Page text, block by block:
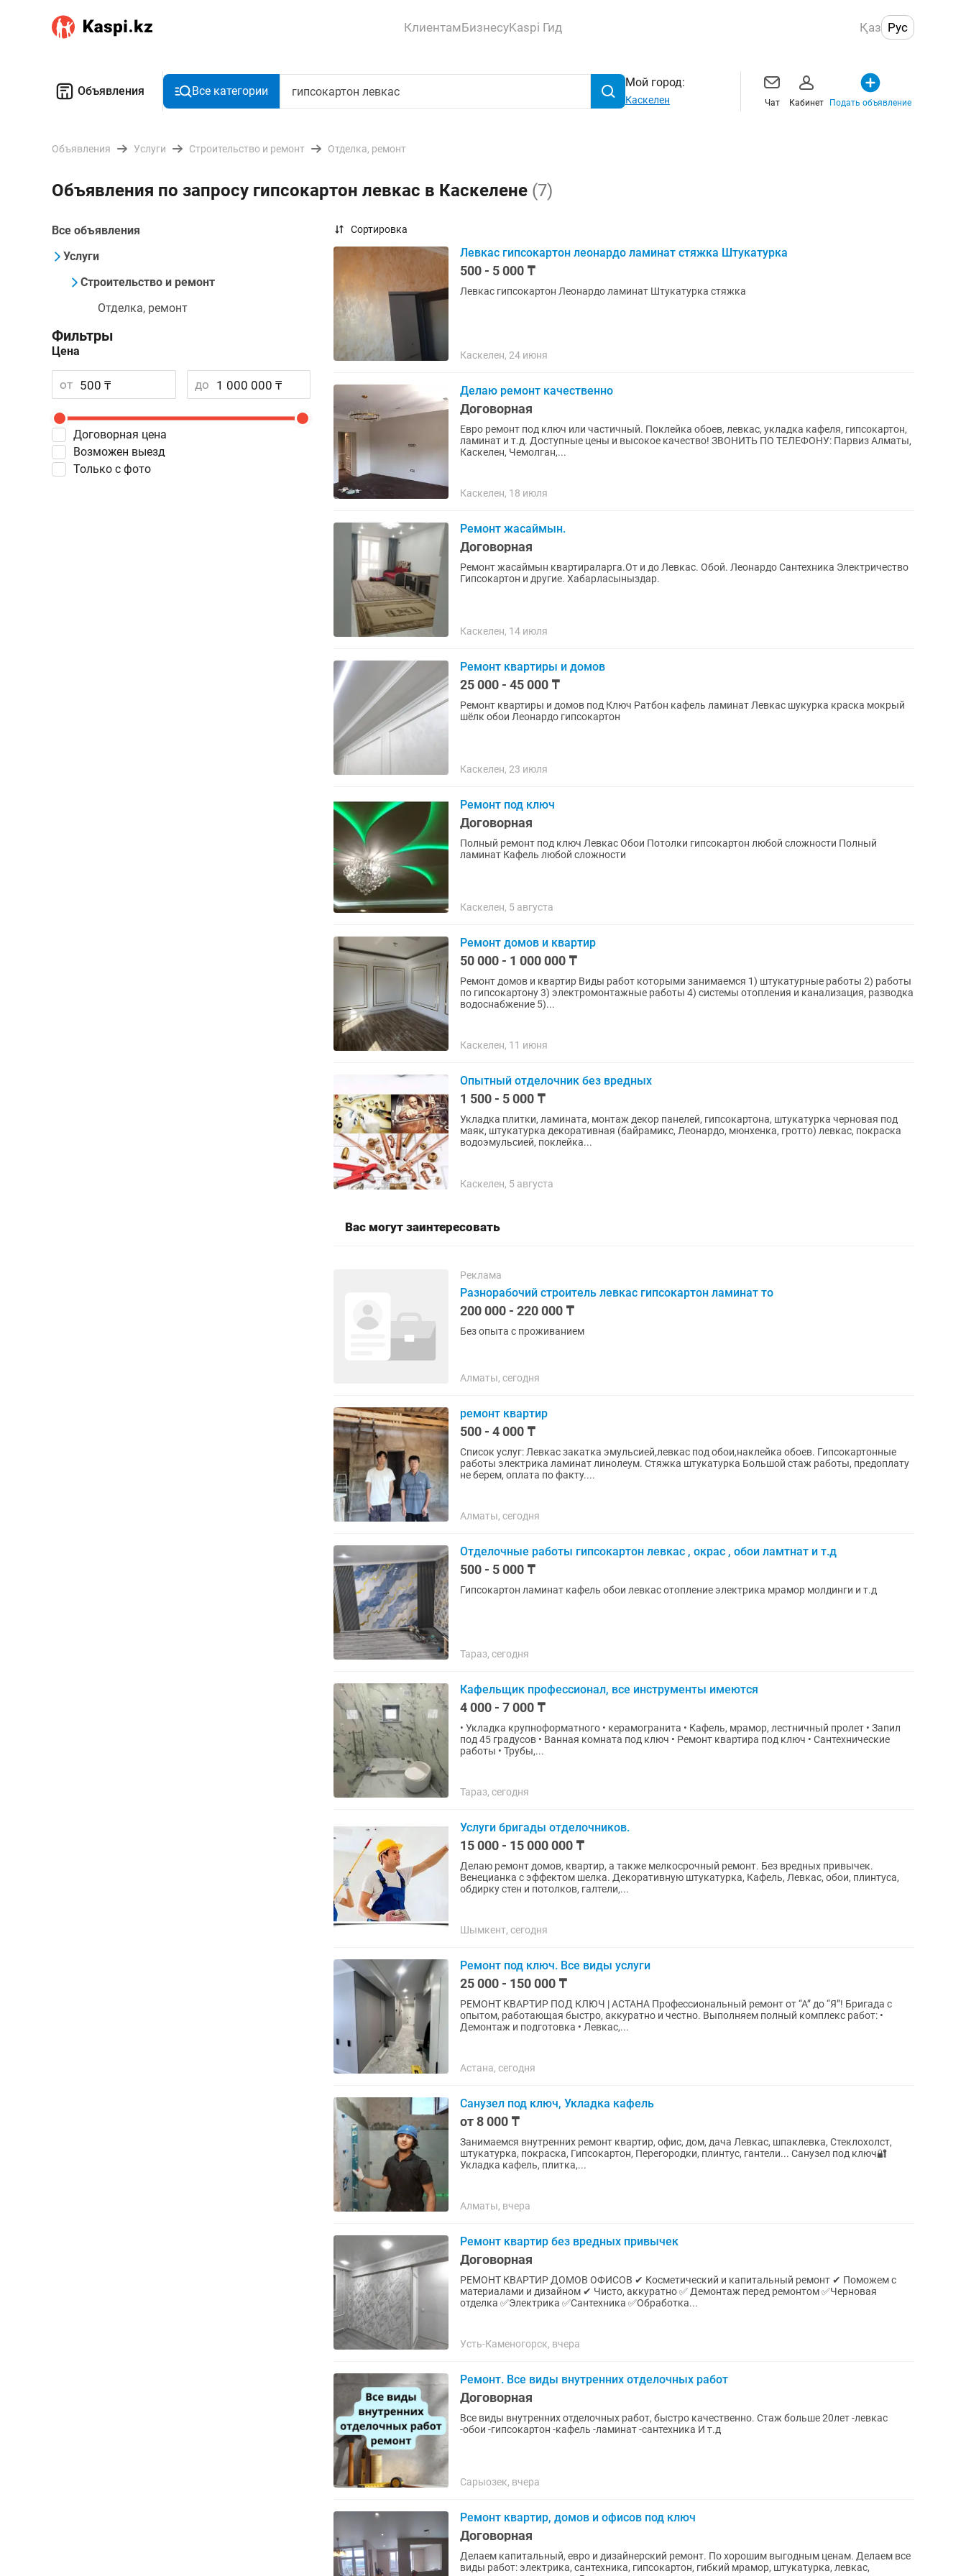
КлиентамБизнесуKaspi Гид Қаз Рус
Объявления Все категории
Мой город:
Каскелен Чат Кабинет Подать объявление
Объявления Услуги Строительство и ремонт Отделка, ремонт
Объявления по запросу гипсокартон левкас в Каскелене (7)
Все объявления
Услуги
Строительство и ремонт
Отделка, ремонт
Фильтры
Цена
от до
Договорная цена
Возможен выезд
Только с фото
Сортировка
Левкас гипсокартон леонардо ламинат стяжка Штукатурка
500 - 5 000 ₸
Левкас гипсокартон Леонардо ламинат Штукатурка стяжка
Каскелен, 24 июня
Делаю ремонт качественно
Договорная
Евро ремонт под ключ или частичный. Поклейка обоев, левкас, укладка кафеля, гипсокартон,
ламинат и т.д. Доступные цены и высокое качество! ЗВОНИТЬ ПО ТЕЛЕФОНУ: Парвиз Алматы,
Каскелен, Чемолган,...
Каскелен, 18 июля
Ремонт жасаймын.
Договорная
Ремонт жасаймын квартираларга.От и до Левкас. Обой. Леонардо Сантехника Электричество
Гипсокартон и другие. Хабарласыныздар.
Каскелен, 14 июля
Ремонт квартиры и домов
25 000 - 45 000 ₸
Ремонт квартиры и домов под Ключ Ратбон кафель ламинат Левкас шукурка краска мокрый
шёлк обои Леонардо гипсокартон
Каскелен, 23 июля
Ремонт под ключ
Договорная
Полный ремонт под ключ Левкас Обои Потолки гипсокартон любой сложности Полный
ламинат Кафель любой сложности
Каскелен, 5 августа
Ремонт домов и квартир
50 000 - 1 000 000 ₸
Ремонт домов и квартир Виды работ которыми занимаемся 1) штукатурные работы 2) работы
по гипсокартону 3) электромонтажные работы 4) системы отопления и канализация, разводка
водоснабжение 5)...
Каскелен, 11 июня
Опытный отделочник без вредных
1 500 - 5 000 ₸
Укладка плитки, ламината, монтаж декор панелей, гипсокартона, штукатурка черновая под
маяк, штукатурка декоративная (байрамикс, Леонардо, мюнхенка, гротто) левкас, покраска
водоэмульсией, поклейка...
Каскелен, 5 августа
Вас могут заинтересовать
Реклама
Разнорабочий строитель левкас гипсокартон ламинат то
200 000 - 220 000 ₸
Без опыта с проживанием
Алматы, сегодня
ремонт квартир
500 - 4 000 ₸
Список услуг: Левкас закатка эмульсией,левкас под обои,наклейка обоев. Гипсокартонные
работы электрика ламинат линолеум. Стяжка штукатурка Большой стаж работы, предоплату
не берем, оплата по факту....
Алматы, сегодня
Отделочные работы гипсокартон левкас , окрас , обои ламтнат и т.д
500 - 5 000 ₸
Гипсокартон ламинат кафель обои левкас отопление электрика мрамор молдинги и т.д
Тараз, сегодня
Кафельщик профессионал, все инструменты имеются
4 000 - 7 000 ₸
• Укладка крупноформатного • керамогранита • Кафель, мрамор, лестничный пролет • Запил
под 45 градусов • Ванная комната под ключ • Ремонт квартира под ключ • Сантехнические
работы • Трубы,...
Тараз, сегодня
Услуги бригады отделочников.
15 000 - 15 000 000 ₸
Делаю ремонт домов, квартир, а также мелкосрочный ремонт. Без вредных привычек.
Венецианка с эффектом шелка. Декоративную штукатурка, Кафель, Левкас, обои, плинтуса,
обдирку стен и потолков, галтели,...
Шымкент, сегодня
Ремонт под ключ. Все виды услуги
25 000 - 150 000 ₸
РЕМОНТ КВАРТИР ПОД КЛЮЧ | АСТАНА Профессиональный ремонт от “А” до “Я”! Бригада с
опытом, работающая быстро, аккуратно и честно. Выполняем полный комплекс работ: •
Демонтаж и подготовка • Левкас,...
Астана, сегодня
Санузел под ключ, Укладка кафель
от 8 000 ₸
Занимаемся внутренних ремонт квартир, офис, дом, дача Левкас, шпаклевка, Стеклохолст,
штукатурка, покраска, Гипсокартон, Перегородки, плинтус, гантели... Санузел под ключ🔐
Укладка кафель, плитка,...
Алматы, вчера
Ремонт квартир без вредных привычек
Договорная
РЕМОНТ КВАРТИР ДОМОВ ОФИСОВ ✔ Косметический и капитальный ремонт ✔ Поможем с
материалами и дизайном ✔ Чисто, аккуратно ✅ Демонтаж перед ремонтом ✅Черновая
отделка ✅Электрика ✅Сантехника ✅Обработка...
Усть-Каменогорск, вчера
Ремонт. Все виды внутренних отделочных работ
Договорная
Все виды внутренних отделочных работ, быстро качественно. Стаж больше 20лет -левкас
-обои -гипсокартон -кафель -ламинат -сантехника И т.д
Сарыозек, вчера
Ремонт квартир, домов и офисов под ключ
Договорная
Делаем капитальный, евро и дизайнерский ремонт. По хорошим выгодным ценам. Делаем все
виды работ: электрика, сантехника, гипсокартон, гибкий мрамор, штукатурка, левкас,